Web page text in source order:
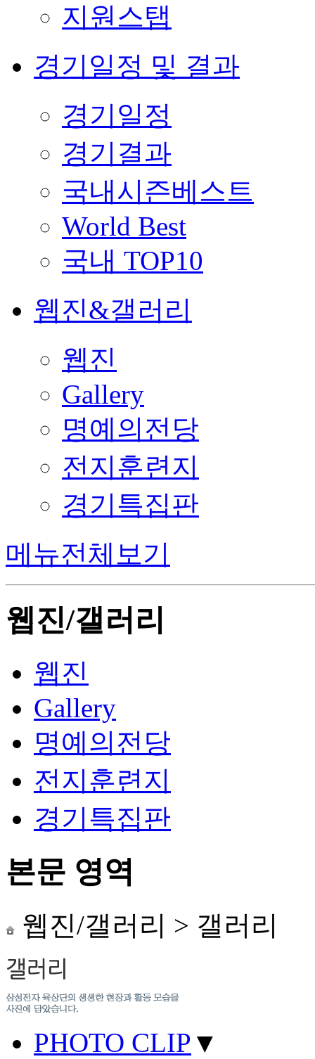
지원스탭
경기일정 및 결과
경기일정
경기결과
국내시즌베스트
World Best
국내 TOP10
웹진&갤러리
웹진
Gallery
명예의전당
전지훈련지
경기특집판
메뉴전체보기
웹진/갤러리
웹진
Gallery
명예의전당
전지훈련지
경기특집판
본문 영역
웹진/갤러리 > 갤러리
PHOTO CLIP ▼